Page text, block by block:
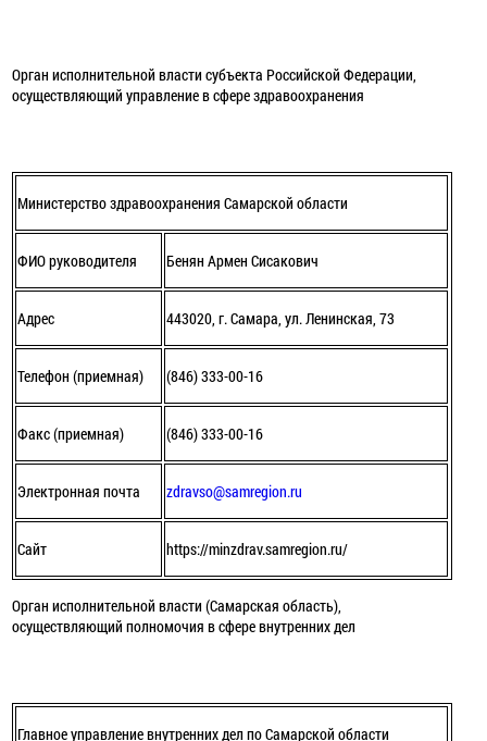
Орган исполнительной власти субъекта Российской Федерации,
осуществляющий управление в сфере здравоохранения
Министерство здравоохранения Самарской области
ФИО руководителя Бенян Армен Сисакович
Адрес 443020, г. Самара, ул. Ленинская, 73
Телефон (приемная) (846) 333-00-16
Факс (приемная) (846) 333-00-16
Электронная почта zdravso@samregion.ru
Сайт https://minzdrav.samregion.ru/
Орган исполнительной власти (Самарская область),
осуществляющий полномочия в сфере внутренних дел
Главное управление внутренних дел по Самарской области